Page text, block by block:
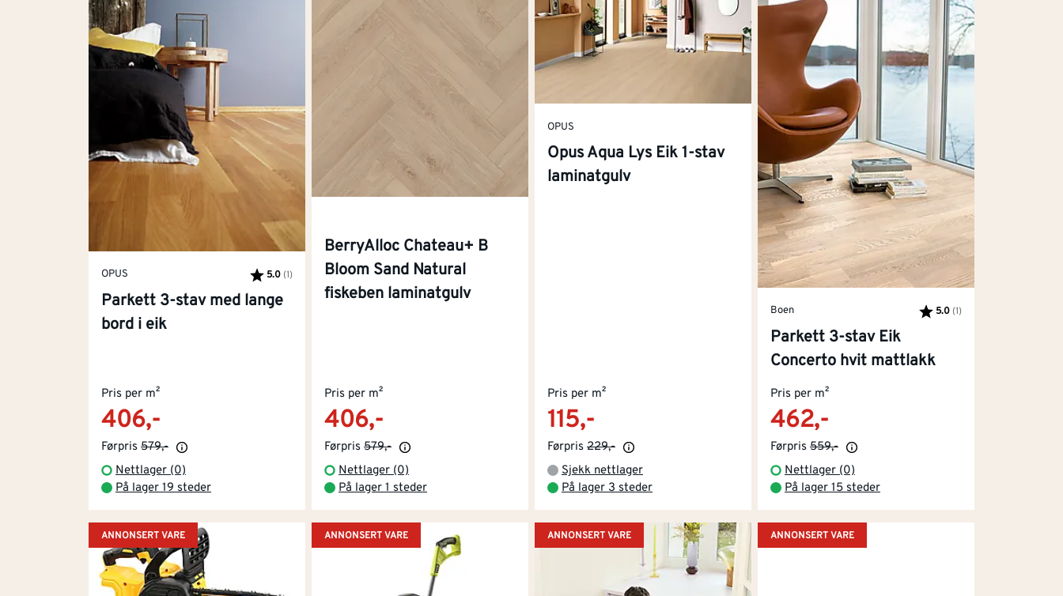
OPUS Karakter:
5.0 (1)
av 5 mulige
Parkett 3-stav med lange
bord i eik
Pris per m²
406,-
Førpris 579,-
Nettlager (0)
På lager 19 steder
BerryAlloc Chateau+ B
Bloom Sand Natural
fiskeben laminatgulv
Pris per m²
406,-
Førpris 579,-
Nettlager (0)
På lager 1 steder
OPUS
Opus Aqua Lys Eik 1-stav
laminatgulv
Pris per m²
115,-
Førpris 229,-
Sjekk nettlager
På lager 3 steder
Boen Karakter:
5.0 (1)
av 5 mulige
Parkett 3-stav Eik
Concerto hvit mattlakk
Pris per m²
462,-
Førpris 559,-
Nettlager (0)
På lager 15 steder
ANNONSERT VARE ANNONSERT VARE ANNONSERT VARE ANNONSERT VARE